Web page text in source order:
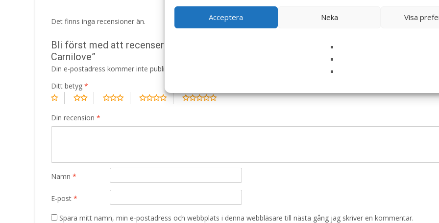
Acceptera Neka Visa
Det finns inga recensioner än.
Bli först med att recensera ”Duck & Pheasant Adult Torrfoder för Vuxna Hundar – 1,5 kg
Carnilove”
Din e-postadress kommer inte publiceras.
Ditt betyg *
Din recension *
Namn *
E-post *
Spara mitt namn, min e-postadress och webbplats i denna webbläsare till nästa gång jag skriver en kommentar.